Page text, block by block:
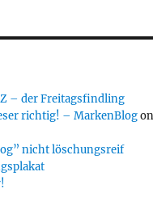
– der Freitagsfindling
richtig! – MarkenBlog
nicht löschungsreif